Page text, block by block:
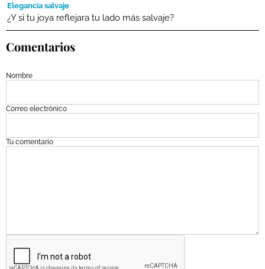
Elegancia salvaje
¿Y si tu joya reflejara tu lado más salvaje?
Comentarios
Nombre
Correo electrónico
Tu comentario